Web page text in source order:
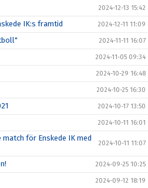
2024-12-13 15:42
IK:s framtid 2024-12-11 11:09
2024-11-11 16:07
2024-11-05 09:34
2024-10-29 16:48
2024-10-25 16:30
2024-10-17 13:50
2024-10-11 16:01
för Enskede IK med
2024-10-11 11:07
2024-09-25 10:25
2024-09-12 18:19